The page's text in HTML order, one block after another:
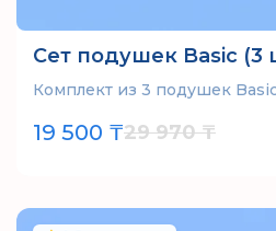
Сет подушек Basic (3
Комплект из 3 подушек
19 500 ₸29 970 ₸